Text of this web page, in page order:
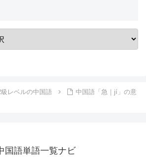
級レベルの中国語
中国語「急｜jí」の意
国語単語一覧ナビ